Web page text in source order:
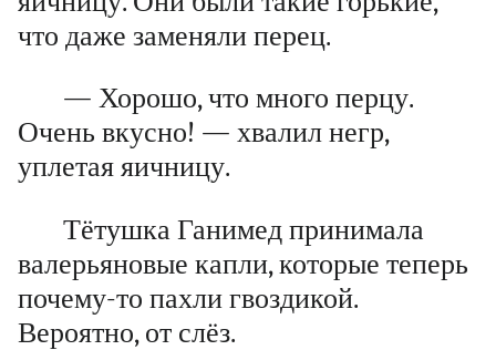
что даже заменяли перец.
— Хорошо, что много перцу.
Очень вкусно! — хвалил негр,
уплетая яичницу.
Тётушка Ганимед принимала
валерьяновые капли, которые теперь
почему-то пахли гвоздикой.
Вероятно, от слёз.